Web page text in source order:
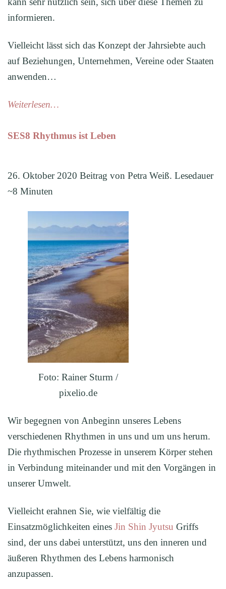
informieren.
Vielleicht lässt sich das Konzept der Jahrsiebte auch
auf Beziehungen, Unternehmen, Vereine oder Staaten
anwenden…
Weiterlesen…
SES8 Rhythmus ist Leben
26. Oktober 2020 Beitrag von Petra Weiß. Lesedauer
~8 Minuten
Foto: Rainer Sturm /
pixelio.de
Wir begegnen von Anbeginn unseres Lebens
verschiedenen Rhythmen in uns und um uns herum.
Die rhythmischen Prozesse in unserem Körper stehen
in Verbindung miteinander und mit den Vorgängen in
unserer Umwelt.
Vielleicht erahnen Sie, wie vielfältig die
Einsatzmöglichkeiten eines Jin Shin Jyutsu Griffs
sind, der uns dabei unterstützt, uns den inneren und
äußeren Rhythmen des Lebens harmonisch
anzupassen.